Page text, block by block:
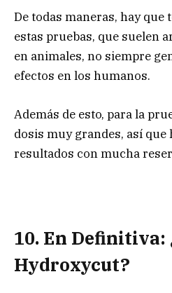
De todas maneras, hay que
estas pruebas, que suelen
en animales, no siempre
efectos en los humanos.
Además de esto, para la
dosis muy grandes, así que
resultados con mucha
10. En Definitiva:
Hydroxycut?